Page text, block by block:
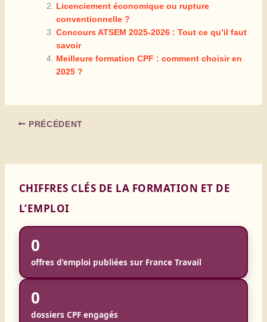
Licenciement économique ou rupture
conventionnelle ?
Concours ATSEM 2025-2026 : Tout ce qu’il faut
savoir
Meilleure formation CPF : comment choisir en
2025 ?
PRÉCÉDENT
CHIFFRES CLÉS DE LA FORMATION ET DE
L’EMPLOI
0
offres d’emploi publiées sur France Travail
0
dossiers CPF engagés